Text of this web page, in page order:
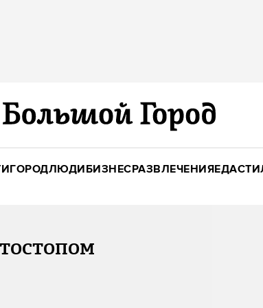
ГОРОДЛЮДИБИЗНЕСРАЗВЛЕЧЕНИЯЕДА